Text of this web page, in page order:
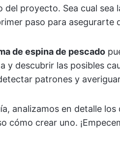
del proyecto. Sea cual
paso para asegurarte
de espina de pescado
y descubrir las posibles
patrones y
analizamos en detalle
cómo crear uno.